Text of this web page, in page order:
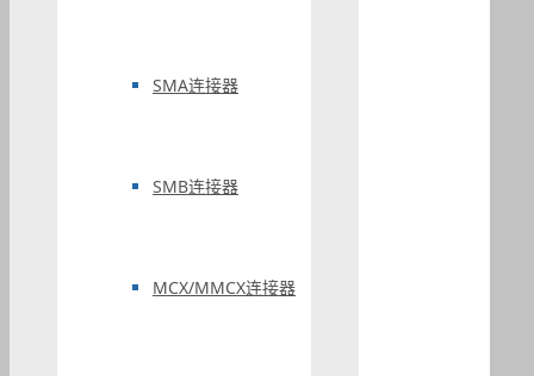
SMA连接器
SMB连接器
MCX/MMCX连接器